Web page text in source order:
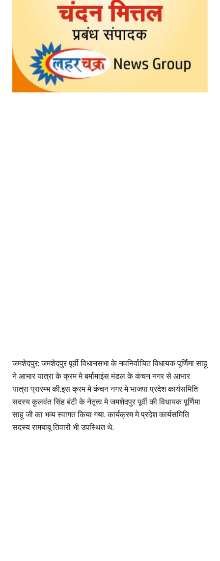
जमशेदपुर: जमशेदपुर पूर्वी विधानसभा के नवनिर्वाचित विधायक पूर्णिमा साहू
ने आभार यात्रा के क्रम मे बर्मामाइंस मंडल के कंचन नगर से आभार
यात्रा प्रारम्भ की.इस क्रम मे कंचन नगर मे भाजपा प्रदेश कार्यसमिति
सदस्य कुलवंत सिंह बंटी के नेतृत्व मे जमशेदपुर पूर्वी की विधायक पूर्णिमा
साहू जी का भव्य स्वागत किया गया. कार्यक्रम मे प्रदेश कार्यसमिति
सदस्य रामबाबू तिवारी भी उपस्थित थे.